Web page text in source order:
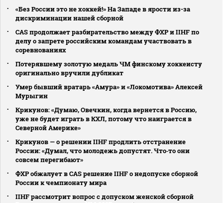
«Без России это не хоккей!» На Западе в ярости из-за
дискриминации нашей сборной
CAS продолжает разбирательство между ФХР и IIHF по
делу о запрете российским командам участвовать в
соревнованиях
Потерявшему золотую медаль ЧМ финскому хоккеисту
оригинально вручили дубликат
Умер бывший вратарь «Амура» и «Локомотива» Алексей
Мурыгин
Крикунов: «Думаю, Овечкин, когда вернется в Россию,
уже не будет играть в КХЛ, потому что наиграется в
Северной Америке»
Крикунов — о решении IIHF продлить отстранение
России: «Думал, что молодежь допустят. Что‑то они
совсем перегибают»
ФХР обжалует в CAS решение IIHF о недопуске сборной
России к чемпионату мира
IIHF рассмотрит вопрос с допуском женской сборной